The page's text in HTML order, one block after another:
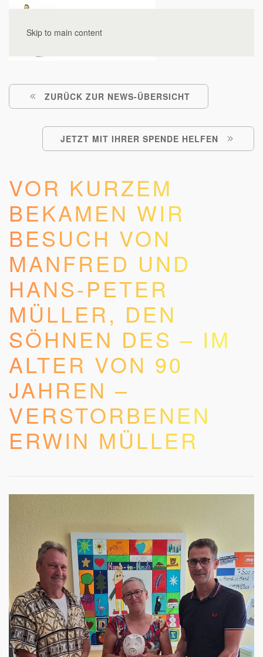
Skip to main content
ZURÜCK ZUR NEWS-ÜBERSICHT
JETZT MIT IHRER SPENDE HELFEN
VOR KURZEM
BEKAMEN WIR
BESUCH VON
MANFRED UND
HANS-PETER
MÜLLER, DEN
SÖHNEN DES – IM
ALTER VON 90
JAHREN –
VERSTORBENEN
ERWIN MÜLLER